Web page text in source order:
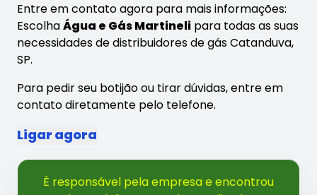
Entre em contato agora para mais informações:
EscolhaÁgua e Gás Martineli para todas as suas
necessidades de distribuidores de gás Catanduva,
SP.
Para pedir seu botijão ou tirar dúvidas, entre em
contato diretamente pelo telefone.
Ligar agora
É responsável pela empresa e encontrou